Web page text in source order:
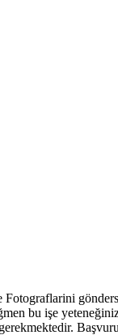
bu işe